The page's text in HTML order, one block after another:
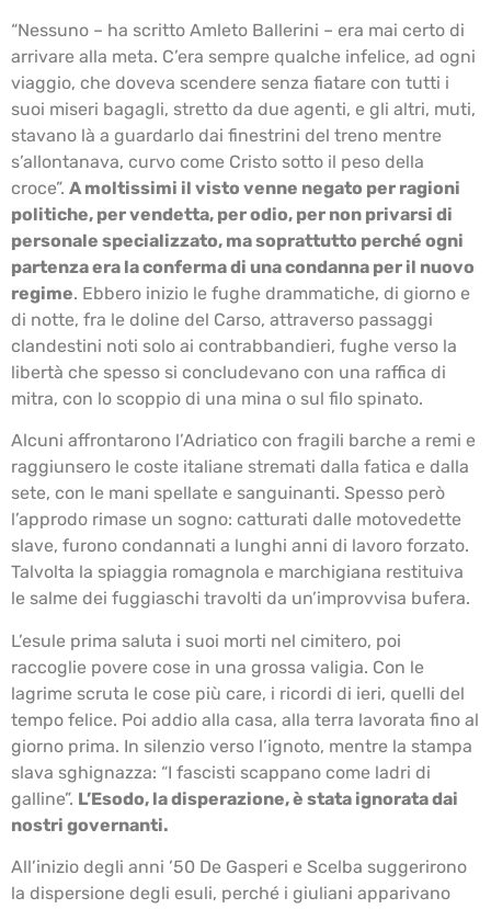
“Nessuno – ha scritto Amleto Ballerini – era mai certo di
arrivare alla meta. C’era sempre qualche infelice, ad ogni
viaggio, che doveva scendere senza fiatare con tutti i
suoi miseri bagagli, stretto da due agenti, e gli altri, muti,
stavano là a guardarlo dai finestrini del treno mentre
s’allontanava, curvo come Cristo sotto il peso della
croce”. A moltissimi il visto venne negato per ragioni
politiche, per vendetta, per odio, per non privarsi di
personale specializzato, ma soprattutto perché ogni
partenza era la conferma di una condanna per il nuovo
regime. Ebbero inizio le fughe drammatiche, di giorno e
di notte, fra le doline del Carso, attraverso passaggi
clandestini noti solo ai contrabbandieri, fughe verso la
libertà che spesso si concludevano con una raffica di
mitra, con lo scoppio di una mina o sul filo spinato.
Alcuni affrontarono l’Adriatico con fragili barche a remi e
raggiunsero le coste italiane stremati dalla fatica e dalla
sete, con le mani spellate e sanguinanti. Spesso però
l’approdo rimase un sogno: catturati dalle motovedette
slave, furono condannati a lunghi anni di lavoro forzato.
Talvolta la spiaggia romagnola e marchigiana restituiva
le salme dei fuggiaschi travolti da un’improvvisa bufera.
L’esule prima saluta i suoi morti nel cimitero, poi
raccoglie povere cose in una grossa valigia. Con le
lagrime scruta le cose più care, i ricordi di ieri, quelli del
tempo felice. Poi addio alla casa, alla terra lavorata fino al
giorno prima. In silenzio verso l’ignoto, mentre la stampa
slava sghignazza: “I fascisti scappano come ladri di
galline”. L’Esodo, la disperazione, è stata ignorata dai
nostri governanti.
All’inizio degli anni ’50 De Gasperi e Scelba suggerirono
la dispersione degli esuli, perché i giuliani apparivano